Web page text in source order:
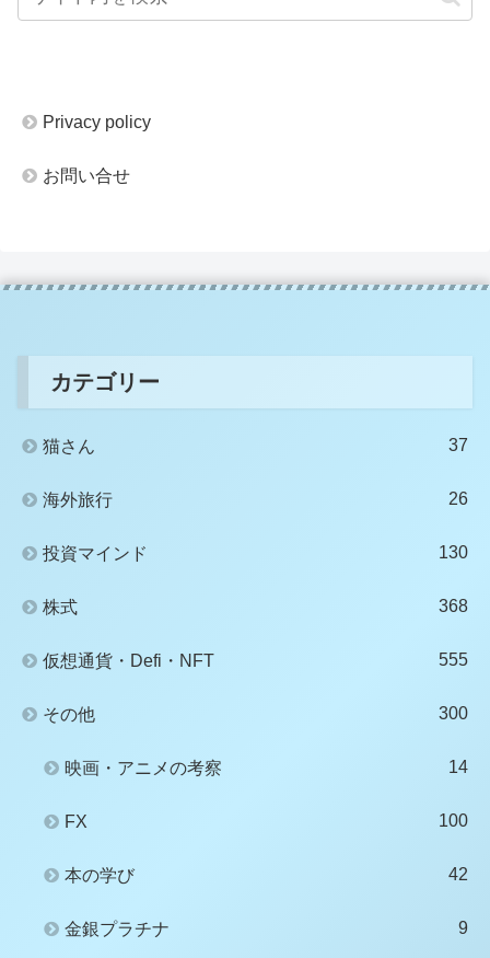
Privacy policy
お問い合せ
カテゴリー
猫さん 37
海外旅行 26
投資マインド 130
株式 368
仮想通貨・Defi・NFT 555
その他 300
映画・アニメの考察 14
FX 100
本の学び 42
金銀プラチナ 9